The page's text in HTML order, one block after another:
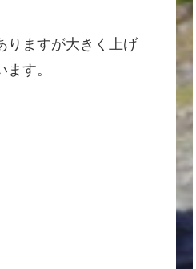
りますが大きく上げ
す。